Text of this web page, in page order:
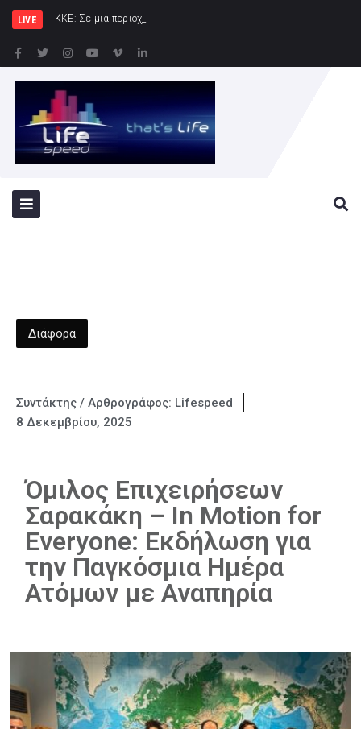
LIVE ΚΚΕ: Σε μια περιοχή που ήδη φλέγεται το «αμυν
Διάφορα
Συντάκτης / Αρθρογράφος: Lifespeed
8 Δεκεμβρίου, 2025
Όμιλος Επιχειρήσεων
Σαρακάκη – In Motion for
Everyone: Εκδήλωση για
την Παγκόσμια Ημέρα
Ατόμων με Αναπηρία